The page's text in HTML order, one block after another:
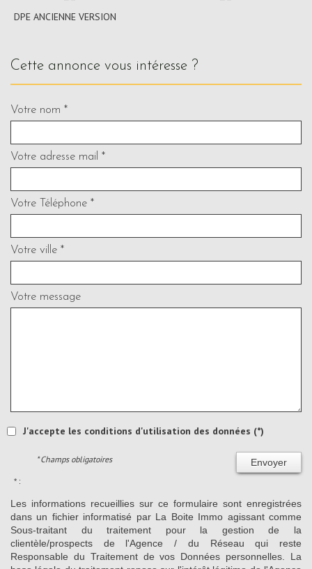
DPE ANCIENNE VERSION
cette annonce vous intéresse ?
Votre nom *
Votre adresse mail *
Votre Téléphone *
Votre ville *
Votre message
J'accepte les conditions d'utilisation des données (*)
Envoyer
* Champs obligatoires
* :
Les informations recueillies sur ce formulaire sont enregistrées
dans un fichier informatisé par La Boite Immo agissant comme
Sous-traitant du traitement pour la gestion de la
clientèle/prospects de l'Agence / du Réseau qui reste
Responsable du Traitement de vos Données personnelles. La